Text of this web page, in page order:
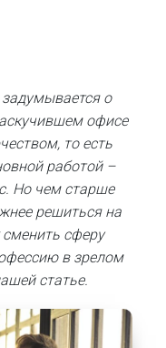
о
офисе
то есть
работой –
Но чем старше
решиться на
сменить сферу
в зрелом
статье.